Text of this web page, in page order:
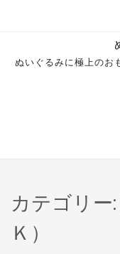
ぬいぐるみに極上のお
カテゴリー
Ｋ）